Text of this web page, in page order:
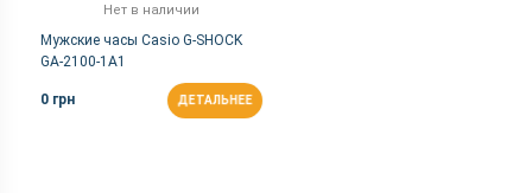
Нет в наличии
Мужские часы Casio G-SHOCK
GA-2100-1A1
0 грн ДЕТАЛЬНЕЕ